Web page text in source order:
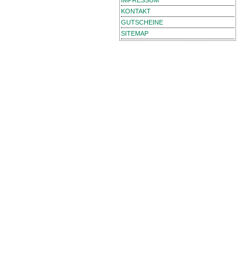
KONTAKT
GUTSCHEINE
SITEMAP